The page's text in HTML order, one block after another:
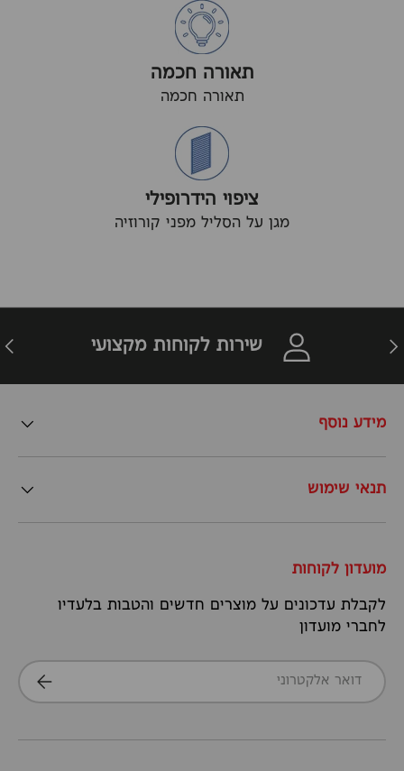
תאורה חכמה
תאורה חכמה
ציפוי הידרופילי
מגן על הסליל מפני קורוזיה
חזרה שירות לקוחות מקצועי
מידע נוסף
תנאי שימוש
מועדון לקוחות
לקבלת עדכונים על מוצרים חדשים והטבות בלעדיו
לחברי מועדון
דואר אלקטרוני
הרשמה